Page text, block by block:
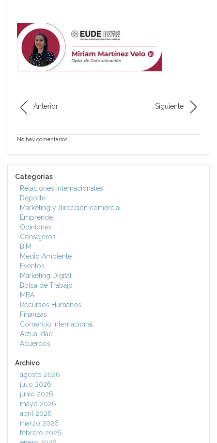
Anterior Siguiente
No hay comentarios
Categorías
Relaciones Internacionales
Deporte
Marketing y dirección comercial
Emprende
Opiniones
Consejeros
BIM
Medio Ambiente
Eventos
Marketing Digital
Bolsa de Trabajo
MBA
Recursos Humanos
Finanzas
Comercio Internacional
Actualidad
Acuerdos
Archivo
agosto 2026
julio 2026
junio 2026
mayo 2026
abril 2026
marzo 2026
febrero 2026